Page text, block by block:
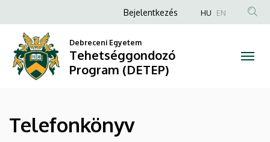
Telefonkönyv
Tehetséggondozó
Program
(DETEP)
a
tartalomra
Anonim
fiók
menüje
Bejelentkezés HU EN
Debreceni Egyetem
Tehetséggondozó
Program (DETEP)
Telefonkönyv